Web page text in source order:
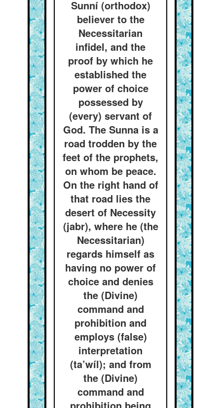
Sunní (orthodox)
believer to the
Necessitarian
infidel, and the
proof by which he
established the
power of choice
possessed by
(every) servant of
God. The Sunna is a
road trodden by the
feet of the prophets,
on whom be peace.
On the right hand of
that road lies the
desert of Necessity
(jabr), where he (the
Necessitarian)
regards himself as
having no power of
choice and denies
the (Divine)
command and
prohibition and
employs (false)
interpretation
(ta’wíl); and from
the (Divine)
command and